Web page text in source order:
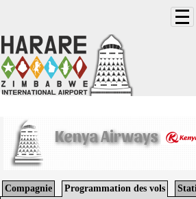
Kenya Airways
Compagnie Programmation des vols